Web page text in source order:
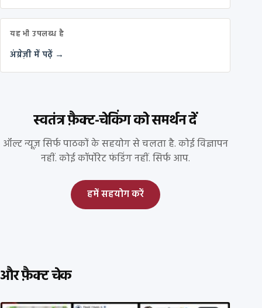
यह भी उपलब्ध है
अंग्रेज़ी में पढ़ें →
स्वतंत्र फ़ैक्ट-चेकिंग को समर्थन दें
ऑल्ट न्यूज़ सिर्फ पाठकों के सहयोग से चलता है. कोई विज्ञापन
नहीं. कोई कॉर्पोरेट फंडिंग नहीं. सिर्फ आप.
हमें सहयोग करें
और फ़ैक्ट चेक